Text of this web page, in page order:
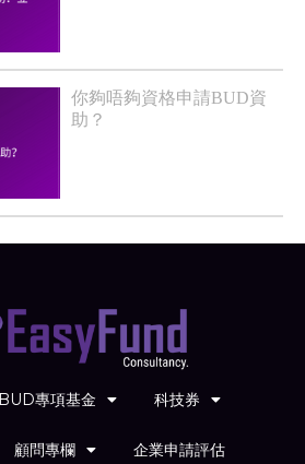
你夠唔夠資格申請BUD資
助？
BUD專項基金 科技券
顧問專欄 企業申請評估